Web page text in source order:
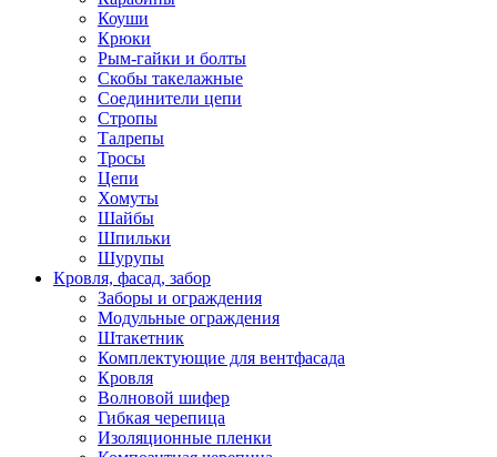
Коуши
Крюки
Рым-гайки и болты
Скобы такелажные
Соединители цепи
Стропы
Талрепы
Тросы
Цепи
Хомуты
Шайбы
Шпильки
Шурупы
Кровля, фасад, забор
Заборы и ограждения
Модульные ограждения
Штакетник
Комплектующие для вентфасада
Кровля
Волновой шифер
Гибкая черепица
Изоляционные пленки